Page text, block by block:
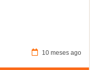
10 meses ago